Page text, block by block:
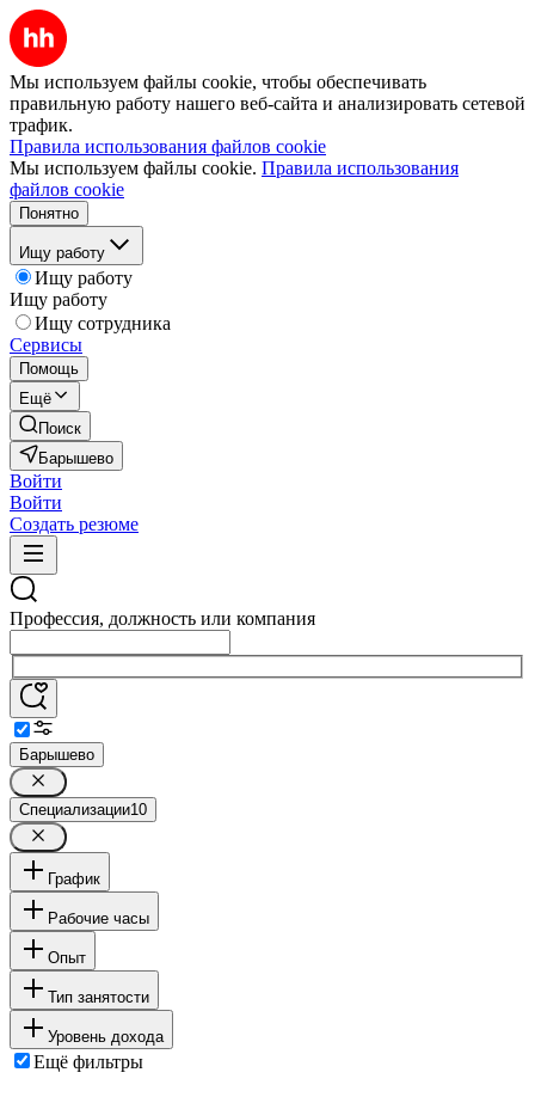
Мы используем файлы cookie, чтобы обеспечивать
правильную работу нашего веб-сайта и анализировать сетевой
трафик.
Правила использования файлов cookie
Мы используем файлы cookie. Правила использования
файлов cookie
Понятно
Ищу работу
Ищу работу
Ищу работу
Ищу сотрудника
Сервисы
Помощь
Ещё
Поиск
Барышево
Войти
Войти
Создать резюме
Профессия, должность или компания
Барышево
Специализации10
График
Рабочие часы
Опыт
Тип занятости
Уровень дохода
Ещё фильтры